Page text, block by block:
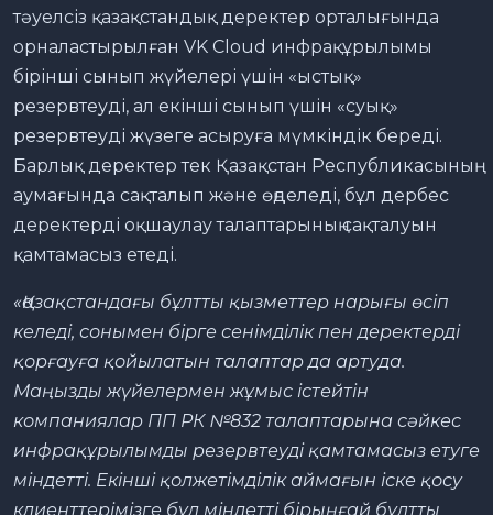
тәуелсіз қазақстандық деректер орталығында
орналастырылған VK Cloud инфрақұрылымы
бірінші сынып жүйелері үшін «ыстық»
резервтеуді, ал екінші сынып үшін «суық»
резервтеуді жүзеге асыруға мүмкіндік береді.
Барлық деректер тек Қазақстан Республикасының
аумағында сақталып және өңделеді, бұл дербес
деректерді оқшаулау талаптарының сақталуын
қамтамасыз етеді.
«Қазақстандағы бұлтты қызметтер нарығы өсіп
келеді, сонымен бірге сенімділік пен деректерді
қорғауға қойылатын талаптар да артуда.
Маңызды жүйелермен жұмыс істейтін
компаниялар ПП РК №832 талаптарына сәйкес
инфрақұрылымды резервтеуді қамтамасыз етуге
міндетті. Екінші қолжетімділік аймағын іске қосу
клиенттерімізге бұл міндетті бірыңғай бұлтты